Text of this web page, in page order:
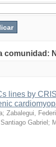
comunidad:
lines by
; Zabalegui,
Gabriel ;